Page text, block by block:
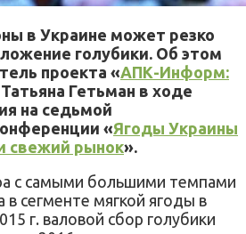
в Украине может резко
голубики. Об этом
проекта «АПК-Информ:
Гетьман в ходе
на седьмой
«Ягоды Украины
свежий рынок».
с самыми большими темпами
в сегменте мягкой ягоды в
г. валовой сбор голубики